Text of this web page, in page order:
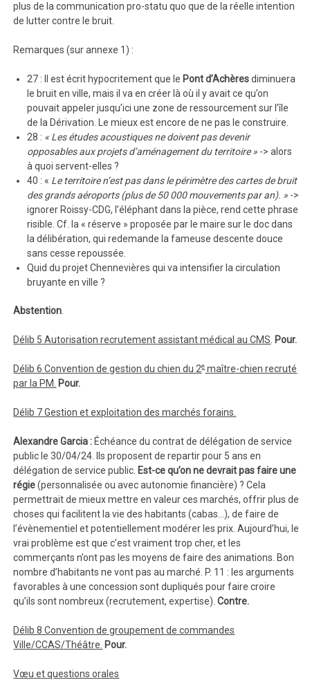
plus de la communication pro-statu quo que de la réelle intention
de lutter contre le bruit.
Remarques (sur annexe 1) :
27 : Il est écrit hypocritement que le Pont d’Achèresdiminuera
le bruit en ville, mais il va en créer là où il y avait ce qu’on
pouvait appeler jusqu’ici une zone de ressourcement sur l’île
de la Dérivation. Le mieux est encore de ne pas le construire.
28 : « Les études acoustiques ne doivent pas devenir
opposables aux projets d’aménagement du territoire » -> alors
à quoi servent-elles ?
40 : « Le territoire n’est pas dans le périmètre des cartes de bruit
des grands aéroports (plus de 50 000 mouvements par an). » ->
ignorer Roissy-CDG, l’éléphant dans la pièce, rend cette phrase
risible. Cf. la « réserve » proposée par le maire sur le doc dans
la délibération, qui redemande la fameuse descente douce
sans cesse repoussée.
Quid du projet Chennevières qui va intensifier la circulation
bruyante en ville ?
Abstention
Délib 5 Autorisation recrutement assistant médical au CMS Pour.
Délib 6 Convention de gestion du chien du 2emaître-chien recruté
par la PM.
Pour.
Délib 7 Gestion et exploitation des marchés forains.
Alexandre Garcia : Échéance du contrat de délégation de service
public le 30/04/24. Ils proposent de repartir pour 5 ans en
délégation de service public. Est-ce qu’on ne devrait pas faire une
régie(personnalisée ou avec autonomie financière) ? Cela
permettrait de mieux mettre en valeur ces marchés, offrir plus de
choses qui facilitent la vie des habitants (cabas…), de faire de
l’évènementiel et potentiellement modérer les prix. Aujourd’hui, le
vrai problème est que c’est vraiment trop cher, et les
commerçants n’ont pas les moyens de faire des animations. Bon
nombre d’habitants ne vont pas au marché. P. 11 : les arguments
favorables à une concession sont dupliqués pour faire croire
qu’ils sont nombreux (recrutement, expertise).Contre.
Délib 8 Convention de groupement de commandes
Ville/CCAS/Théâtre. Pour.
Vœu et questions orales